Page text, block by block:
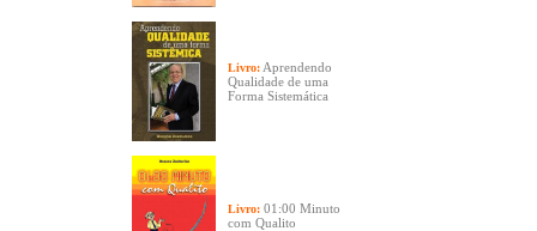
Livro: Aprendendo
Qualidade de uma
Forma Sistemática
Livro: 01:00 Minuto
com Qualito